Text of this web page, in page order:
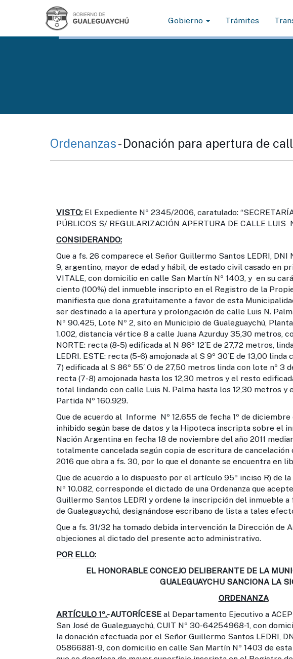
Gobierno Trámites
Ordenanzas- Donación para apertura de
VISTO: El Expediente Nº 2345/2006, caratulado:
PÚBLICOS S/ REGULARIZACIÓN APERTURA DE CALLE LUIS
CONSIDERANDO:
Que a fs. 26 comparece el Señor Guillermo Santos LEDRI, DNI
9, argentino, mayor de edad y hábil, de estado civil casado en
VITALE, con domicilio en calle San Martín Nº 1403, y en su
ciento (100%) del inmueble inscripto en el Registro de la
manifiesta que dona gratuitamente a favor de esta
ser destinado a la apertura y prolongación de calle Luis N.
Nº 90.425, Lote Nº 2, sito en Municipio de Gualeguaychú,
1.002, distancia vértice 8 a calle Juana Azurduy 35,30 metros,
NORTE: recta (8-5) edificada al N 86º 12´E de 27,72 metros,
LEDRI. ESTE: recta (5-6) amojonada al S 9º 30´E de 13,00
7) edificada al S 86º 55´ O de 27,50 metros linda con lote nº 3
recta (7-8) amojonada hasta los 12,30 metros y el resto
total lindando con calle Luis N. Palma hasta los 12,30 metros y
Partida Nº 160.929.
Que de acuerdo al Informe Nº 12.655 de fecha 1º de
inhibido según base de datos y la Hipoteca inscripta sobre el
Nación Argentina en fecha 18 de noviembre del año 2011
totalmente cancelada según copia de escritura de cancelación
2016 que obra a fs. 30, por lo que el donante se encuentra en
Que de acuerdo a lo dispuesto por el artículo 95º inciso R) de
Nº 10.082, corresponde el dictado de una Ordenanza que
Guillermo Santos LEDRI y ordene la inscripción del inmueble a
de Gualeguaychú, designándose escribano de lista a tales
Que a fs. 31/32 ha tomado debida intervención la Dirección de
objeciones al dictado del presente acto administrativo.
POR ELLO:
EL HONORABLE CONCEJO DELIBERANTE DE LA
GUALEGUAYCHU SANCIONA LA
ORDENANZA
ARTÍCULO 1º.-AUTORÍCESE al Departamento Ejecutivo a
San José de Gualeguaychú, CUIT Nº 30-64254968-1, con
la donación efectuada por el Señor Guillermo Santos LEDRI,
05866881-9, con domicilio en calle San Martín Nº 1403 de